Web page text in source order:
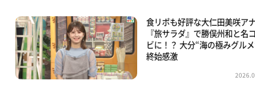
食リポも好評な大仁田美咲アナ
『旅サラダ』で勝俣州和と名
ビに！？ 大分“海の極みグル
終始感激